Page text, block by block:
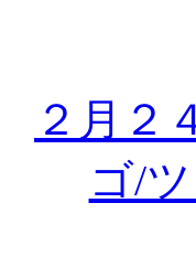
２月２
ゴ/